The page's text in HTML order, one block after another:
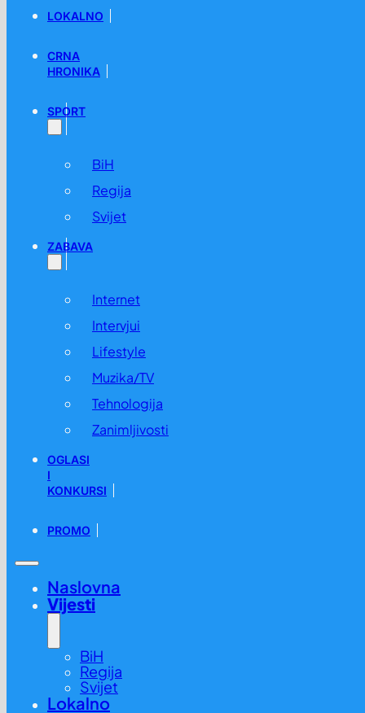
LOKALNO
CRNA
HRONIKA
SPORT
BiH
Regija
Svijet
ZABAVA
Internet
Intervjui
Lifestyle
Muzika/TV
Tehnologija
Zanimljivosti
OGLASI
I
KONKURSI
PROMO
Naslovna
Vijesti
BiH
Regija
Svijet
Lokalno